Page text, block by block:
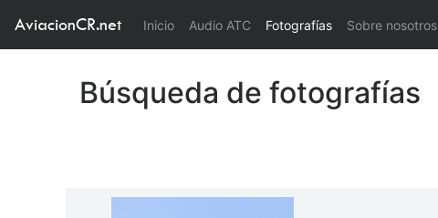
AviacionCR.net Inicio(current)
Audio ATC Fotografías Sobre nosotros
Búsqueda de fotografías